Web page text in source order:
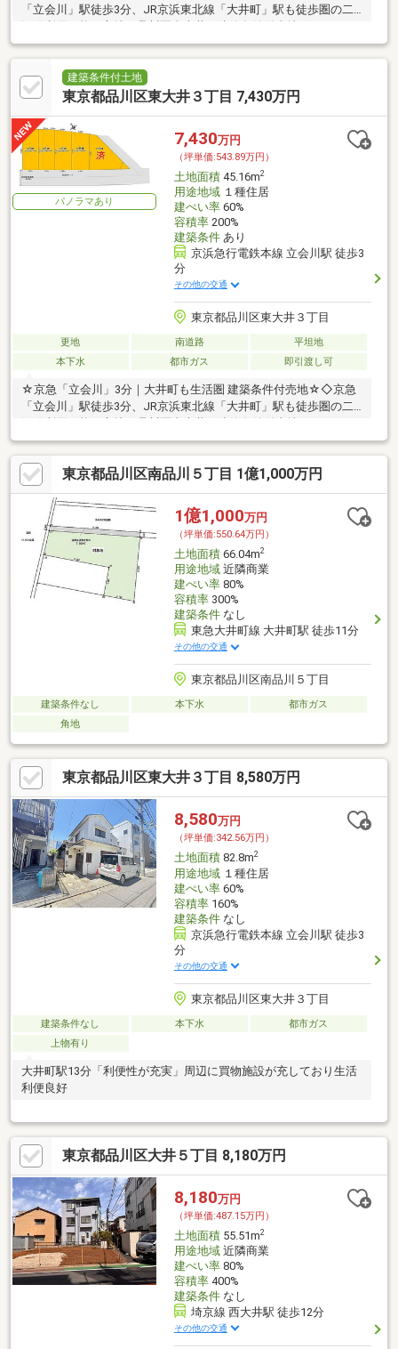
「立会川」駅徒歩3分、JR京浜東北線「大井町」駅も徒歩圏の二
建築条件付土地
東京都品川区東大井３丁目 7,430万円
パノラマあり
7,430万円
（坪単価:543.89万円）
土地面積45.16m2
用途地域１種住居
建ぺい率60%
容積率200%
建築条件あり
京浜急行電鉄本線 立会川駅 徒歩3
分
その他の交通
東京都品川区東大井３丁目
更地 南道路
平坦地
本下水
都市ガス 即引渡し可
☆京急「立会川」3分｜大井町も生活圏 建築条件付売地☆◇京急
「立会川」駅徒歩3分、JR京浜東北線「大井町」駅も徒歩圏の二
東京都品川区南品川５丁目 1億1,000万円
1億1,000万円
（坪単価:550.64万円）
土地面積66.04m2
用途地域近隣商業
建ぺい率80%
容積率300%
建築条件なし
東急大井町線 大井町駅 徒歩11分
その他の交通
東京都品川区南品川５丁目
建築条件なし 本下水
都市ガス
角地
東京都品川区東大井３丁目 8,580万円
8,580万円
（坪単価:342.56万円）
土地面積82.8m2
用途地域１種住居
建ぺい率60%
容積率160%
建築条件なし
京浜急行電鉄本線 立会川駅 徒歩3
分
その他の交通
東京都品川区東大井３丁目
建築条件なし 本下水
都市ガス
上物有り
大井町駅13分「利便性が充実」周辺に買物施設が充しており生活
利便良好
東京都品川区大井５丁目 8,180万円
8,180万円
（坪単価:487.15万円）
土地面積55.51m2
用途地域近隣商業
建ぺい率80%
容積率400%
建築条件なし
埼京線 西大井駅 徒歩12分
その他の交通